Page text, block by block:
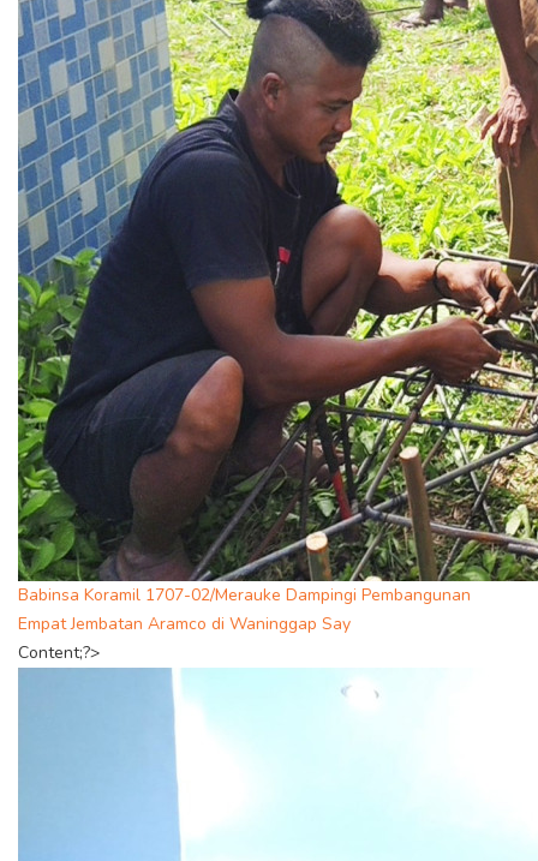
Babinsa Koramil 1707-02/Merauke Dampingi Pembangunan
Empat Jembatan Aramco di Waninggap Say
Content;?>